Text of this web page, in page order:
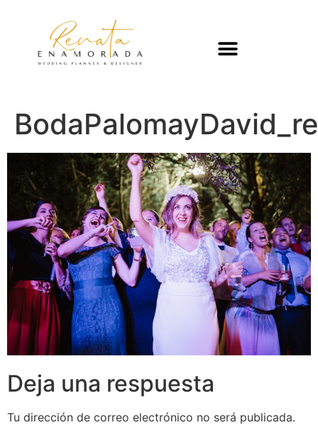
Deja una respuesta
Tu dirección de correo electrónico no será publicada.